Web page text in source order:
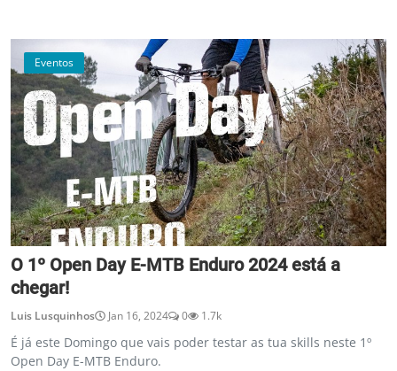
Eventos
O 1º Open Day E-MTB Enduro 2024 está a
chegar!
Luis Lusquinhos Jan 16, 2024 0 1.7k
É já este Domingo que vais poder testar as tua skills neste 1º
Open Day E-MTB Enduro.